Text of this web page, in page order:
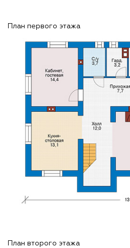
План первого этажа
План второго этажа